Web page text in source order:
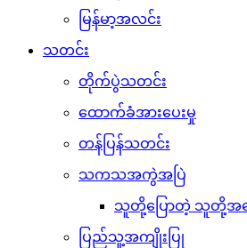
မြန်မာ့အလင်း
သတင်း
တိုက်ပွဲသတင်း
ထောက်ခံအားပေးမှု
တန်ပြန်သတင်း
သကသအကွဲအပြဲ
သူတို့ပြောတဲ့ သူတို့အက
ပြည်သူ့အကျိုးပြု